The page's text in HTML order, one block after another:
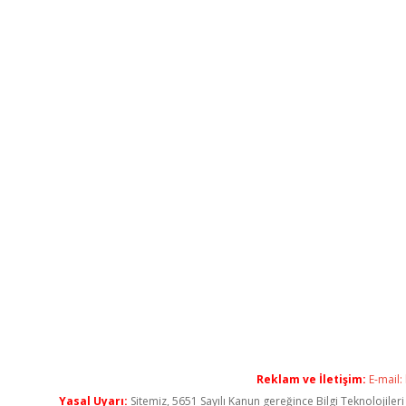
Reklam ve İletişim: E-mail:
Yasal Uyarı: Sitemiz, 5651 Sayılı Kanun gereğince Bilgi